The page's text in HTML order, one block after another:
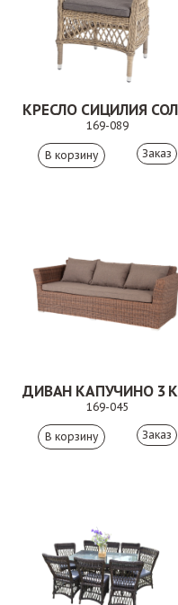
169-089
Заказ
169-045
Заказ